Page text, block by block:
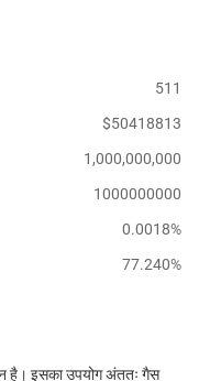
511
$50418813
1,000,000,000
1000000000
0.0018%
77.240%
है। इसका उपयोग अंततः गैस